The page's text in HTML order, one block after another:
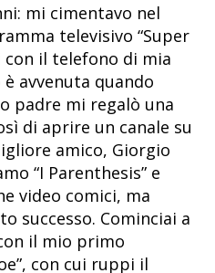
mi cimentavo nel
televisivo “Super
il telefono di mia
avvenuta quando
padre mi regalò una
di aprire un canale su
amico, Giorgio
“I Parenthesis” e
video comici, ma
successo. Cominciai a
il mio primo
con cui ruppi il